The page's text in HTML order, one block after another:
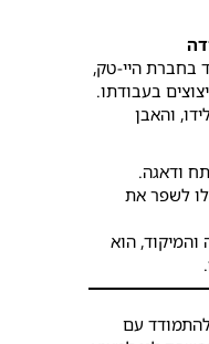
גבר בן 35, שעבד בחברת היי-טק,
בעבודתו.
והאבן
ודאגה.
לשפר את
הוא
.
עם